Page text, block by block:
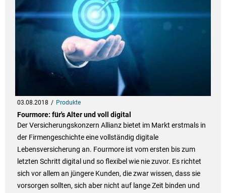
03.08.2018 Produkte
Fourmore: für's Alter und voll digital
Der Versicherungskonzern Allianz bietet im Markt erstmals in
der Firmengeschichte eine vollständig digitale
Lebensversicherung an. Fourmore ist vom ersten bis zum
letzten Schritt digital und so flexibel wie nie zuvor. Es richtet
sich vor allem an jüngere Kunden, die zwar wissen, dass sie
vorsorgen sollten, sich aber nicht auf lange Zeit binden und